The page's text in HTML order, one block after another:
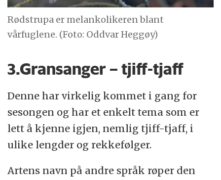
Rødstrupa er melankolikeren blant
vårfuglene. (Foto: Oddvar Heggøy)
3.Gransanger – tjiff-tjaff
Denne har virkelig kommet i gang for
sesongen og har et enkelt tema som er
lett å kjenne igjen, nemlig tjiff-tjaff, i
ulike lengder og rekkefølger.
Artens navn på andre språk røper den